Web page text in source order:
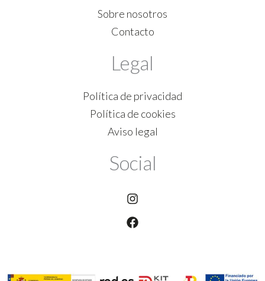
Sobre nosotros
Contacto
Legal
Política de privacidad
Política de cookies
Aviso legal
Social
Instagram
Facebook